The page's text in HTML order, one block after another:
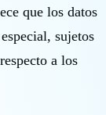
que los datos
sujetos
a los